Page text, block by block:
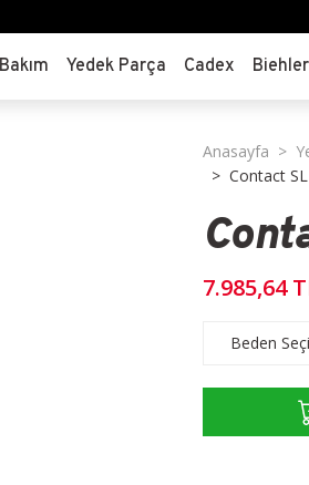
Yedek Parça Cadex
Anasayfa
Contact
7.985,64